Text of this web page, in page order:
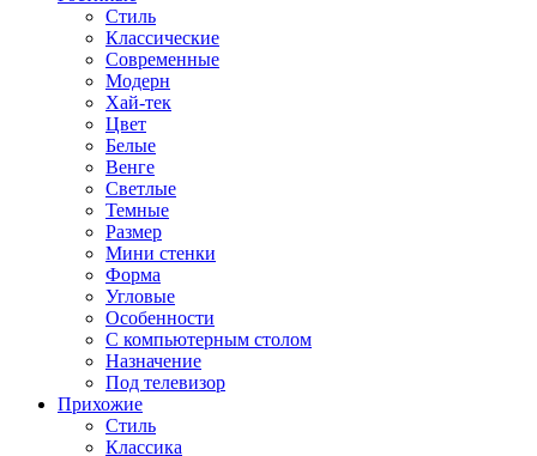
Стиль
Классические
Современные
Модерн
Хай-тек
Цвет
Белые
Венге
Светлые
Темные
Размер
Мини стенки
Форма
Угловые
Особенности
С компьютерным столом
Назначение
Под телевизор
Прихожие
Стиль
Классика